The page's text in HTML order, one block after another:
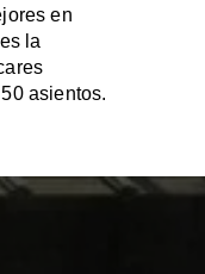
en
la
asientos.